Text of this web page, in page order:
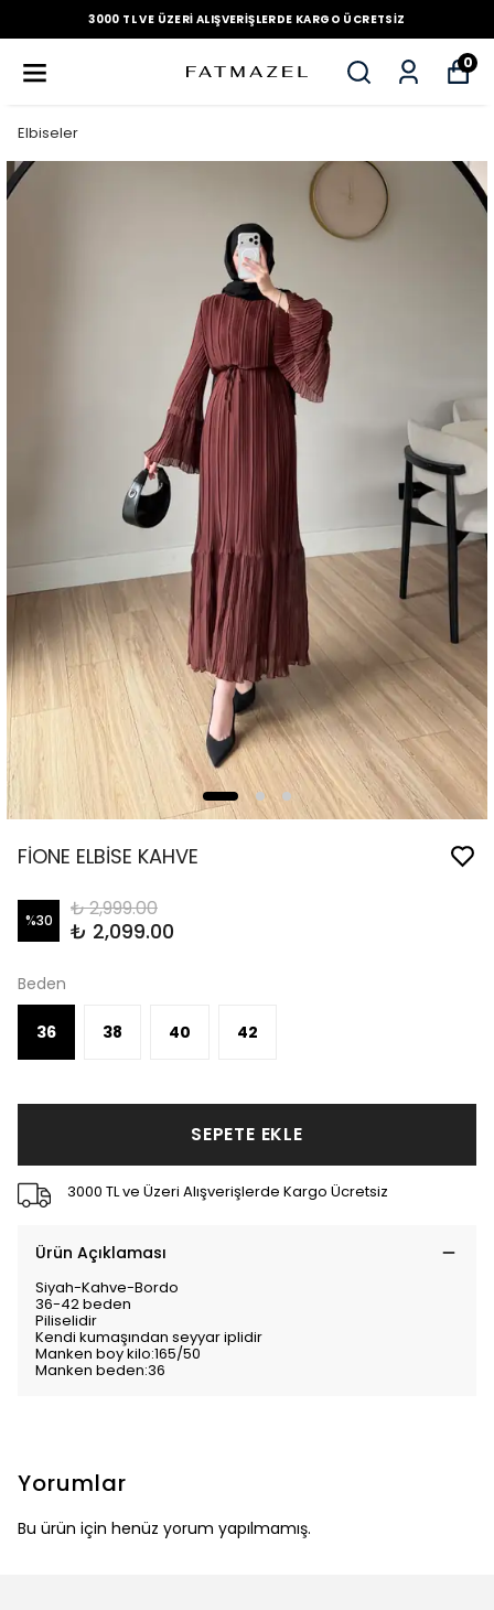
3000 TL VE ÜZERI ALIŞVERIŞLERDE KARGO ÜCRETSIZ
0
Elbiseler
FİONE ELBİSE KAHVE
%30 ₺ 2,999.00
₺ 2,099.00
Beden
36 38 40 42
SEPETE EKLE
3000 TL ve Üzeri Alışverişlerde Kargo Ücretsiz
Ürün Açıklaması
Siyah-Kahve-Bordo
36-42 beden
Piliselidir
Kendi kumaşından seyyar iplidir
Manken boy kilo:165/50
Manken beden:36
Yorumlar
Bu ürün için henüz yorum yapılmamış.